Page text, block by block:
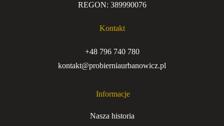
REGON: 389990076
Kontakt
+48 796 740 780
kontakt@probierniaurbanowicz.pl
Informacje
Nasza historia